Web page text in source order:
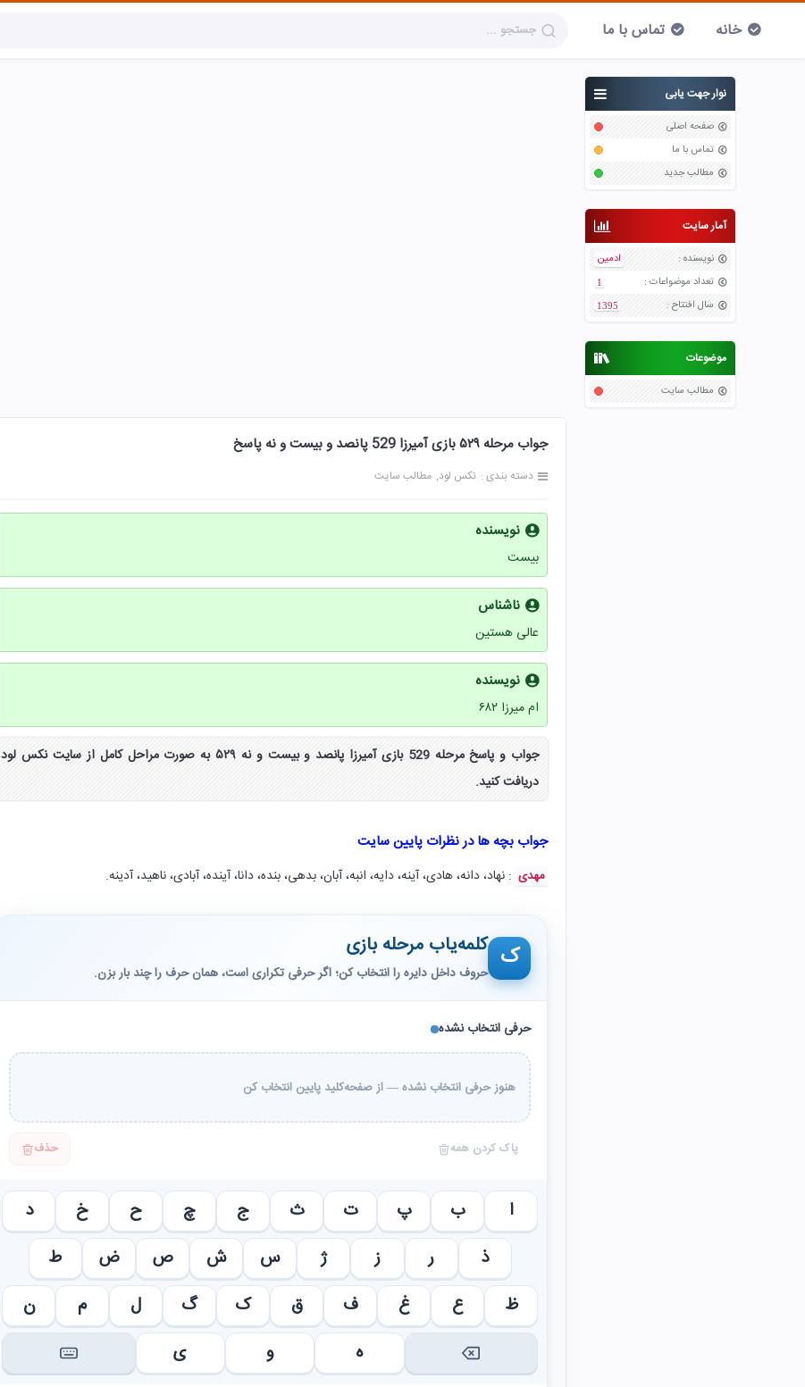
خانه تماس با ما
نوار جهت یابی
صفحه اصلی
تماس با ما
مطالب جدید
آمار سایت
نویسنده :
ادمین
تعداد موضواعات :
1
سال افتتاح :
1395
موضوعات
مطالب سایت
جواب مرحله ۵۲۹ بازی آمیرزا 529 پانصد و بیست و نه پاسخ
دسته بندی : نکس لود مطالب سایت
نویسنده
بیست
ناشناس
عالی هستین
نویسنده
ام میرزا ۶۸۲
جواب و پاسخ مرحله 529 بازی آمیرزا پانصد و بیست و نه ۵۲۹ به صورت مراحل کامل از سایت نکس لود
دریافت کنید.
جواب بچه ها در نظرات پایین سایت
مهدی : نهاد، دانه، هادی، آینه، دایه، انبه، آبان، بدهی، بنده، دانا، آینده، آبادی، ناهید، آدینه.
ک کلمه‌یاب مرحله بازی
حروف داخل دایره را انتخاب کن؛ اگر حرفی تکراری است، همان حرف را چند بار بزن.
حرفی انتخاب نشده
هنوز حرفی انتخاب نشده — از صفحه‌کلید پایین انتخاب کن
پاک کردن همه حذف
ا ب پ ت ث ج چ ح خ
د
ذ
ر ز ژ س ش ص ض
ط
ظ
ع غ ف ق ک گ ل م
ن
ه
و ی